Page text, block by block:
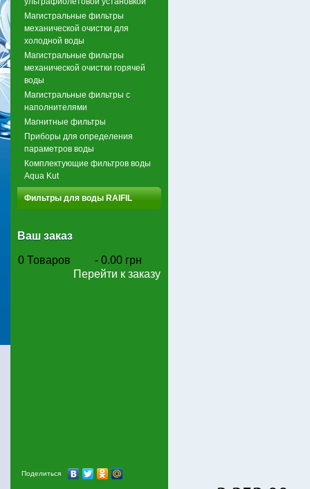
Магистральные фильтры
механической очистки для
холодной воды
Магистральные фильтры
механической очистки горячей
воды
Магистральные фильтры с
наполнителями
Магнитные фильтры
Приборы для определения
параметров воды
Комплектующие фильтров воды
Aqua Kut
Фильтры для воды RAIFIL
Ваш заказ
0 Товаров - 0.00 грн
Перейти к заказу
Поделиться